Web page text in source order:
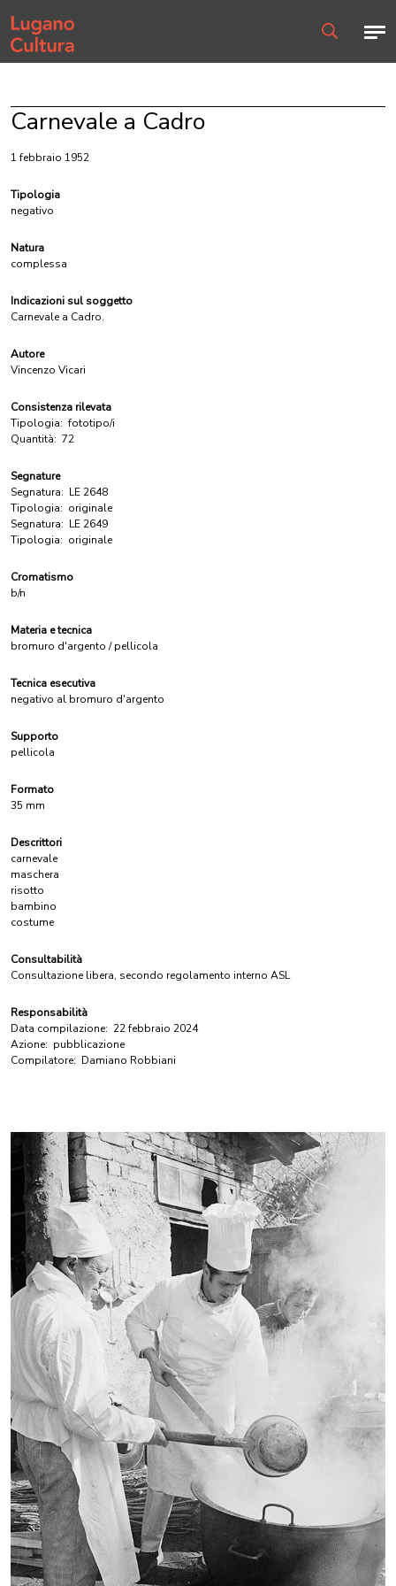
Home page
Carnevale a Cadro
1 febbraio 1952
Tipologia
negativo
Natura
complessa
Indicazioni sul soggetto
Carnevale a Cadro.
Autore
Vincenzo Vicari
Consistenza rilevata
Tipologia: fototipo/i
Quantità: 72
Segnature
Segnatura: LE 2648
Tipologia: originale
Segnatura: LE 2649
Tipologia: originale
Cromatismo
b/n
Materia e tecnica
bromuro d'argento / pellicola
Tecnica esecutiva
negativo al bromuro d'argento
Supporto
pellicola
Formato
35 mm
Descrittori
carnevale
maschera
risotto
bambino
costume
Consultabilità
Consultazione libera, secondo regolamento interno ASL
Responsabilità
Data compilazione: 22 febbraio 2024
Azione: pubblicazione
Compilatore: Damiano Robbiani